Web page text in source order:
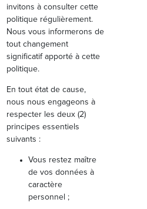
invitons à consulter cette
politique régulièrement.
Nous vous informerons de
tout changement
significatif apporté à cette
politique.
En tout état de cause,
nous nous engageons à
respecter les deux (2)
principes essentiels
suivants :
Vous restez maître
de vos données à
caractère
personnel ;